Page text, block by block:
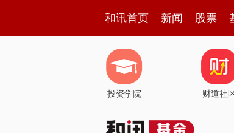
和讯首页 新闻 股票
投资学院 财道社